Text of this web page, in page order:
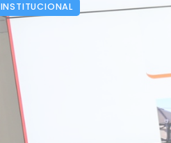
INSTITUCIONAL